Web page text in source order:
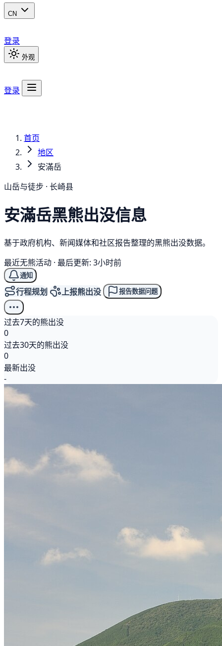
CN
登录
外观
登录
首页
地区
安滿岳
山岳与徒步 · 长崎县
安滿岳黑熊出没信息
基于政府机构、新闻媒体和社区报告整理的黑熊出没数据。
最近无熊活动 · 最后更新: 3小时前
通知
行程规划 上报熊出没 报告数据问题
过去7天的熊出没
0
过去30天的熊出没
0
最新出没
-